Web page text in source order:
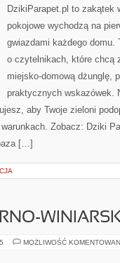
DzikiParapet.pl to zakątek
pokojowe wychodzą na
gwiazdami każdego
o czytelnikach, które chcą
miejsko-domową dżunglę,
praktycznych wskazówek.
aby Twoje zieloni
Zobacz: Dziki
[…]
MOŻLIWOŚĆ